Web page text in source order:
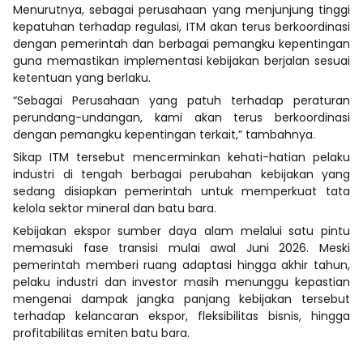
Menurutnya, sebagai perusahaan yang menjunjung tinggi
kepatuhan terhadap regulasi, ITM akan terus berkoordinasi
dengan pemerintah dan berbagai pemangku kepentingan
guna memastikan implementasi kebijakan berjalan sesuai
ketentuan yang berlaku.
“Sebagai Perusahaan yang patuh terhadap peraturan
perundang-undangan, kami akan terus berkoordinasi
dengan pemangku kepentingan terkait,” tambahnya.
Sikap ITM tersebut mencerminkan kehati-hatian pelaku
industri di tengah berbagai perubahan kebijakan yang
sedang disiapkan pemerintah untuk memperkuat tata
kelola sektor mineral dan batu bara.
Kebijakan ekspor sumber daya alam melalui satu pintu
memasuki fase transisi mulai awal Juni 2026. Meski
pemerintah memberi ruang adaptasi hingga akhir tahun,
pelaku industri dan investor masih menunggu kepastian
mengenai dampak jangka panjang kebijakan tersebut
terhadap kelancaran ekspor, fleksibilitas bisnis, hingga
profitabilitas emiten batu bara.